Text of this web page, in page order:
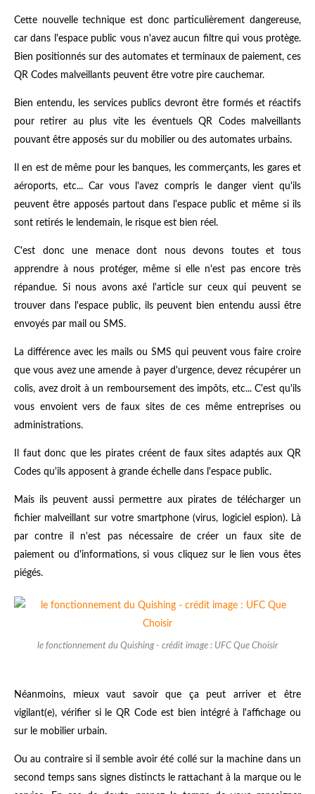
Cette nouvelle technique est donc particulièrement dangereuse,
car dans l'espace public vous n'avez aucun filtre qui vous protège.
Bien positionnés sur des automates et terminaux de paiement, ces
QR Codes malveillants peuvent être votre pire cauchemar.
Bien entendu, les services publics devront être formés et réactifs
pour retirer au plus vite les éventuels QR Codes malveillants
pouvant être apposés sur du mobilier ou des automates urbains.
Il en est de même pour les banques, les commerçants, les gares et
aéroports, etc... Car vous l'avez compris le danger vient qu'ils
peuvent être apposés partout dans l'espace public et même si ils
sont retirés le lendemain, le risque est bien réel.
C'est donc une menace dont nous devons toutes et tous
apprendre à nous protéger, même si elle n'est pas encore très
répandue. Si nous avons axé l'article sur ceux qui peuvent se
trouver dans l'espace public, ils peuvent bien entendu aussi être
envoyés par mail ou SMS.
La différence avec les mails ou SMS qui peuvent vous faire croire
que vous avez une amende à payer d'urgence, devez récupérer un
colis, avez droit à un remboursement des impôts, etc... C'est qu'ils
vous envoient vers de faux sites de ces même entreprises ou
administrations.
Il faut donc que les pirates créent de faux sites adaptés aux QR
Codes qu'ils apposent à grande échelle dans l'espace public.
Mais ils peuvent aussi permettre aux pirates de télécharger un
fichier malveillant sur votre smartphone (virus, logiciel espion). Là
par contre il n'est pas nécessaire de créer un faux site de
paiement ou d'informations, si vous cliquez sur le lien vous êtes
piégés.
le fonctionnement du Quishing - crédit image : UFC Que Choisir
Néanmoins, mieux vaut savoir que ça peut arriver et être
vigilant(e), vérifier si le QR Code est bien intégré à l'affichage ou
sur le mobilier urbain.
Ou au contraire si il semble avoir été collé sur la machine dans un
second temps sans signes distincts le rattachant à la marque ou le